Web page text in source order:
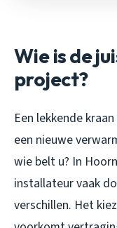
Wie is de
project?
Een lekkende
een nieuwe
wie belt u? In
installateur vaak
verschillen. Het